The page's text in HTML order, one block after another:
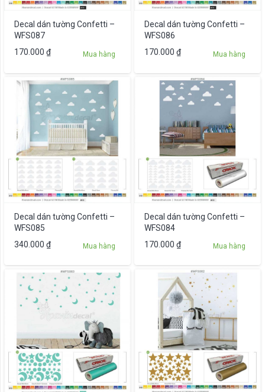
Decal dán tường Confetti –
WFS087
170.000 ₫ Mua hàng
Decal dán tường Confetti –
WFS086
170.000 ₫ Mua hàng
Decal dán tường Confetti –
WFS085
340.000 ₫ Mua hàng
Decal dán tường Confetti –
WFS084
170.000 ₫ Mua hàng